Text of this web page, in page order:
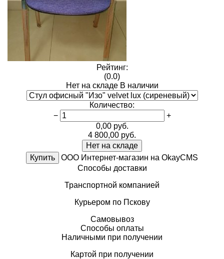
Рейтинг:
(0.0)
Нет на складе В наличии
Количество:
−
+
0,00руб.
4 800,00 руб.
Нет на складе
Купить
ООО Интернет-магазин на OkayCMS
Способы доставки
Транспортной компанией
Курьером по Пскову
Самовывоз
Способы оплаты
Наличными при получении
Картой при получении